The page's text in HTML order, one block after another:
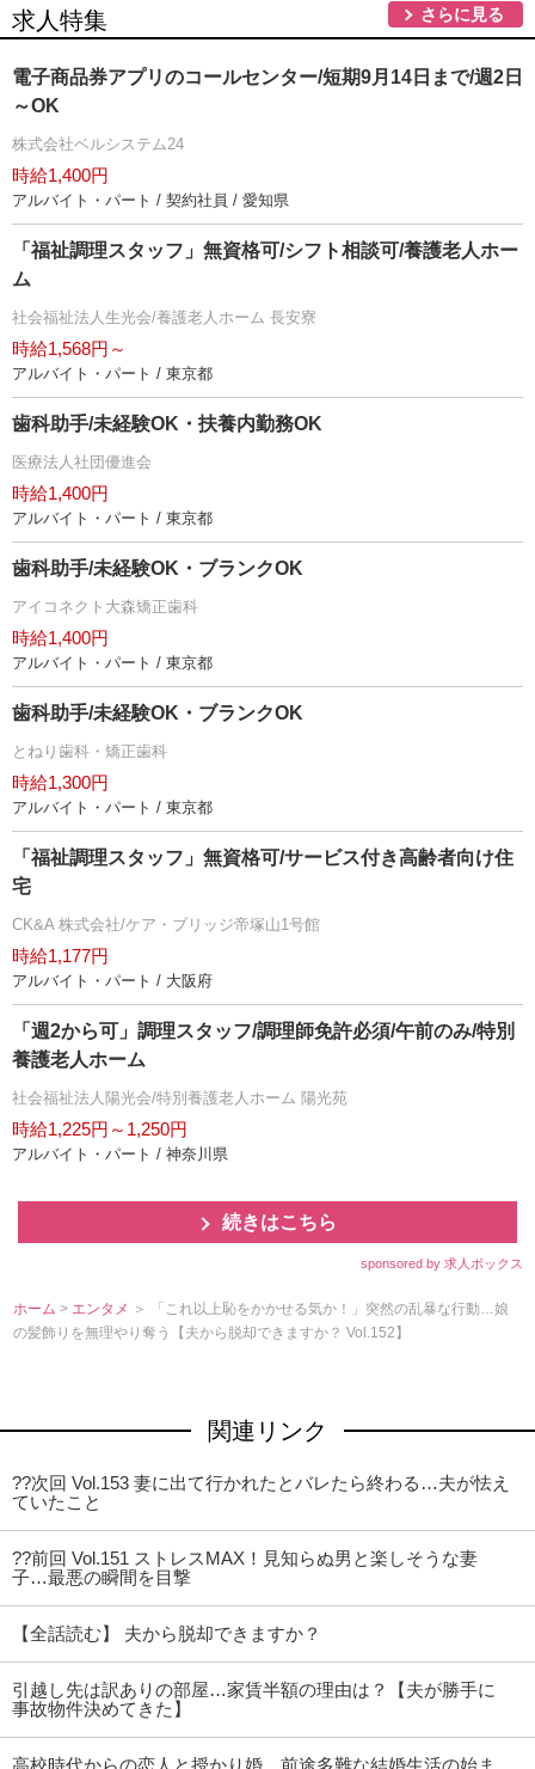
求人特集 さらに見る
電子商品券アプリのコールセンター/短期9月14日まで/週2日
～OK
株式会社ベルシステム24
時給1,400円
アルバイト・パート / 契約社員 / 愛知県
「福祉調理スタッフ」無資格可/シフト相談可/養護老人ホー
ム
社会福祉法人生光会/養護老人ホーム 長安寮
時給1,568円～
アルバイト・パート / 東京都
歯科助手/未経験OK・扶養内勤務OK
医療法人社団優進会
時給1,400円
アルバイト・パート / 東京都
歯科助手/未経験OK・ブランクOK
アイコネクト大森矯正歯科
時給1,400円
アルバイト・パート / 東京都
歯科助手/未経験OK・ブランクOK
とねり歯科・矯正歯科
時給1,300円
アルバイト・パート / 東京都
「福祉調理スタッフ」無資格可/サービス付き高齢者向け住
宅
CK&A 株式会社/ケア・ブリッジ帝塚山1号館
時給1,177円
アルバイト・パート / 大阪府
「週2から可」調理スタッフ/調理師免許必須/午前のみ/特別
養護老人ホーム
社会福祉法人陽光会/特別養護老人ホーム 陽光苑
時給1,225円～1,250円
アルバイト・パート / 神奈川県
続きはこちら
sponsored by 求人ボックス
ホーム > エンタメ ＞ 「これ以上恥をかかせる気か！」突然の乱暴な行動…娘
の髪飾りを無理やり奪う【夫から脱却できますか？ Vol.152】
関連リンク
??次回 Vol.153 妻に出て行かれたとバレたら終わる…夫が怯え
ていたこと
??前回 Vol.151 ストレスMAX！見知らぬ男と楽しそうな妻
子…最悪の瞬間を目撃
【全話読む】 夫から脱却できますか？
引越し先は訳ありの部屋…家賃半額の理由は？【夫が勝手に
事故物件決めてきた】
高校時代からの恋人と授かり婚…前途多難な結婚生活の始ま